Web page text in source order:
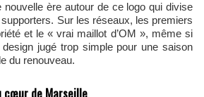
nouvelle ère autour de ce logo qui divise
Sur les réseaux, les premiers
et le « vrai maillot d’OM », même si
jugé trop simple pour une saison
du renouveau.
cœur de Marseille